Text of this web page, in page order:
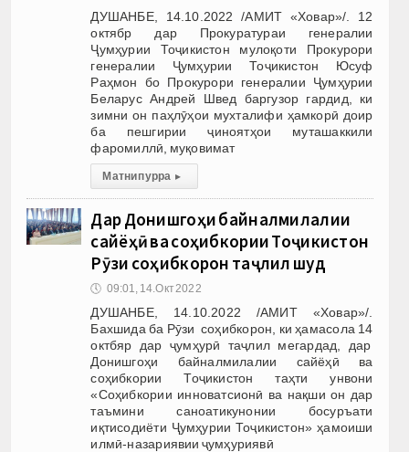
ДУШАНБЕ, 14.10.2022 /АМИТ «Ховар»/. 12
октябр дар Прокуратураи генералии
Ҷумҳурии Тоҷикистон мулоқоти Прокурори
генералии Ҷумҳурии Тоҷикистон Юсуф
Раҳмон бо Прокурори генералии Ҷумҳурии
Беларус Андрей Швед баргузор гардид, ки
зимни он паҳлӯҳои мухталифи ҳамкорӣ доир
ба пешгирии ҷиноятҳои муташаккили
фаромиллӣ, муқовимат
Матни пурра ▸
Дар Донишгоҳи байналмилалии
сайёҳӣ ва соҳибкории Тоҷикистон
Рӯзи соҳибкорон таҷлил шуд
🕔 09:01, 14.Окт 2022
ДУШАНБЕ, 14.10.2022 /АМИТ «Ховар»/.
Бахшида ба Рӯзи соҳибкорон, ки ҳамасола 14
октбяр дар ҷумҳурӣ таҷлил мегардад, дар
Донишгоҳи байналмилалии сайёҳӣ ва
соҳибкории Тоҷикистон таҳти унвони
«Соҳибкории инноватсионӣ ва нақши он дар
таъмини саноатикунонии босуръати
иқтисодиёти Ҷумҳурии Тоҷикистон» ҳамоиши
илмӣ-назариявии ҷумҳуриявӣ